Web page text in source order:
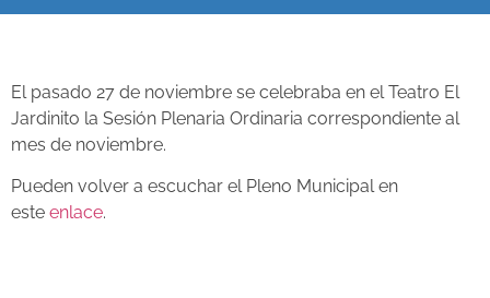
El pasado 27 de noviembre se celebraba en el Teatro El
Jardinito la Sesión Plenaria Ordinaria correspondiente al
mes de noviembre.
Pueden volver a escuchar el Pleno Municipal en
este enlace.